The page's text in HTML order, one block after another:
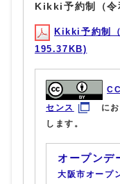
Kikki予約制（令
Kikki予約制
195.37KB)
センス
に
します。
オープンデ
大阪市オープ